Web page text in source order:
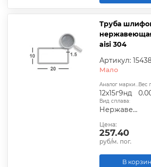
Труба
нержавеющая
aisi 304
Артикул:
Мало
Аналог марки стали:
12х15г9нд
Вид сплава:
Нержавеющий
Цена:
257.40
руб/м. пог.
В